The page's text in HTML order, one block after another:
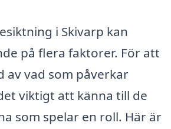
i Skivarp kan
på flera faktorer. För att
av vad som påverkar
viktigt att känna till de
som spelar en roll. Här är